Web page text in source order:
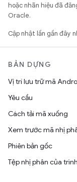
hoặc nhãn hiệu đã
Oracle.
Cập nhật lần gần đây
BẢN DỰNG
Vị trí lưu trữ mã
Yêu cầu
Cách tải mã xuống
Xem trước mã nhị
Phiên bản gốc
Tệp nhị phân của